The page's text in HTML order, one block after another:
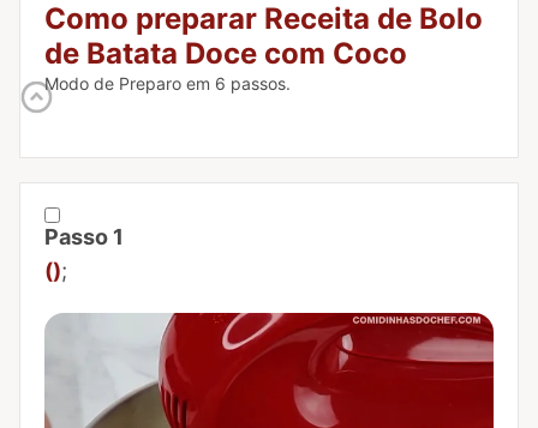
Como preparar Receita de Bolo
de Batata Doce com Coco
Modo de Preparo em 6 passos.
Passo 1
Marcar Passo 1 como concluído
();